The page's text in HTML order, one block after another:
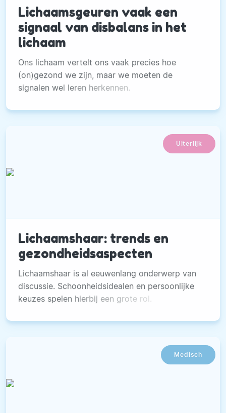
Lichaamsgeuren vaak een
signaal van disbalans in het
lichaam
Ons lichaam vertelt ons vaak precies hoe
(on)gezond we zijn, maar we moeten de
signalen wel leren herkennen.
Uiterlijk
Lichaamshaar: trends en
gezondheidsaspecten
Lichaamshaar is al eeuwenlang onderwerp van
discussie. Schoonheidsidealen en persoonlijke
keuzes spelen hierbij een grote rol.
Medisch